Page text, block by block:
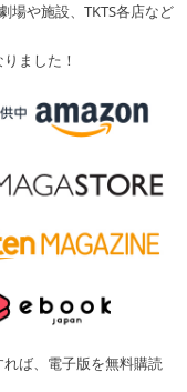
場や施設、TKTS各店など
ました！
ば、電子版を無料購読